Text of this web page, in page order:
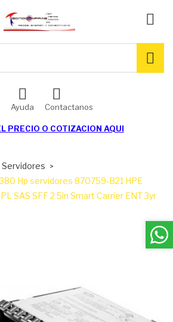
Ayuda Contactanos
PRECIO O COTIZACION AQUI
Servidores
Hp servidores 870759-B21 HPE
SAS SFF 2 5in Smart Carrier ENT 3yr